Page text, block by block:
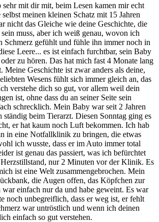
mit dir mit, beim Lesen kamen mir echt
meinen kleinen Schatz mit 15 Jahren
nicht das Gleiche wie deine Geschichte, die
muss, aber ich weiß genau, wovon ich
Schmerz gefühlt und fühle ihn immer noch in
Leere... es ist einfach furchtbar, sein Baby
zu hören. Das hat mich fast 4 Monate lang
Meine Geschichte ist zwar anders als deine,
Wesens fühlt sich immer gleich an, das
verstehe dich so gut, vor allem weil dein
ist, ohne dass du an seiner Seite sein
schrecklich. Mein Baby war seit 2 Jahren
beim Tierarzt. Diesen Sonntag ging es
er hat kaum noch Luft bekommen. Ich hab
in eine Notfallklinik zu bringen, die etwas
ich wusste, dass er im Auto immer total
ist genau das passiert, was ich befürchtet
Herzstillstand, nur 2 Minuten vor der Klinik. Es
ist eine Welt zusammengebrochen. Mein
die Augen offen, das Köpfchen zur
einfach nur da und habe geweint. Es war
noch unbegreiflich, dass er weg ist, er fehlt
war untröstlich und wenn ich deinen
einfach so gut verstehen.